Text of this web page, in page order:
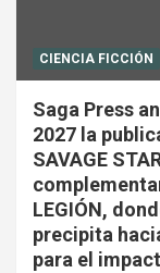
CIENCIA FICCIÓN
Saga Press
2027 la
SAVAGE
LEGIÓN,
precipita
para el